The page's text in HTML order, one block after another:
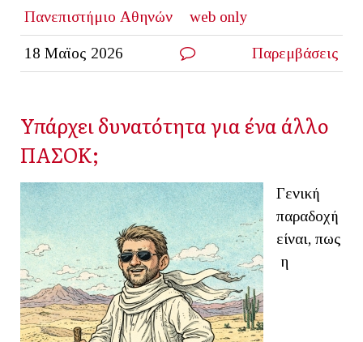
Πανεπιστήμιο Αθηνών
web only
18 Μαϊος 2026 Παρεμβάσεις
Υπάρχει δυνατότητα για ένα άλλο
ΠΑΣΟΚ;
Γενική
παραδοχή
είναι, πως
η